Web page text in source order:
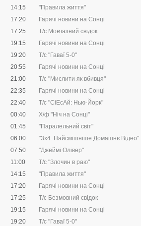
14:15
"Правила життя"
17:20
Гарячі новини на Сонці
17:25
Т/с Мовчазний свідок
19:15
Гарячі новини на Сонці
19:20
Т/с "Гаваї 5-0"
20:55
Гарячі новини на Сонці
21:00
Т/с "Мислити як вбивця"
22:35
Гарячі новини на Сонці
22:40
Т/с "CіЕсАй: Нью-Йорк"
00:40
Х/ф "Ніч на Сонці"
01:45
"Паралельний світ"
06:00
"3х4. Найсмішніше Домашнє Відео"
07:50
"Джеймі Олівер"
11:00
Т/с "Злочин в раю"
14:15
"Правила життя"
17:20
Гарячі новини на Сонці
17:25
Т/с Безмовний свідок
19:15
Гарячі новини на Сонці
19:20
Т/с "Гаваї 5-0"